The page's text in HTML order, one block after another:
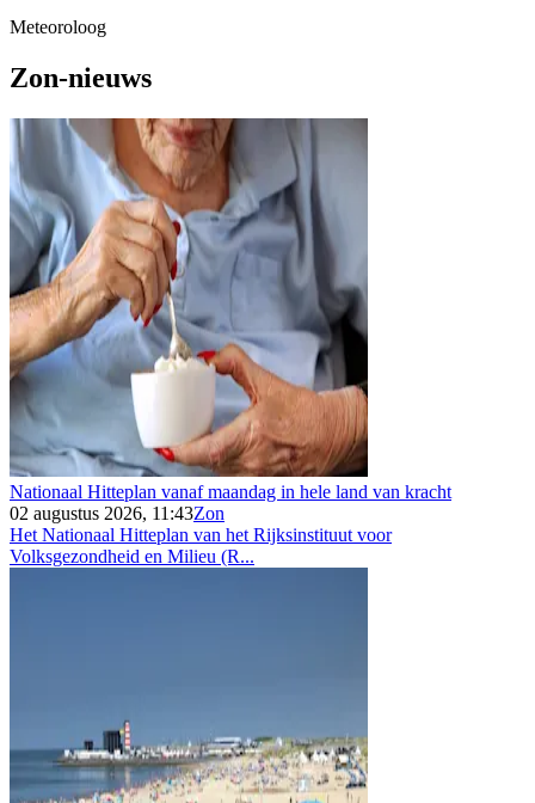
Meteoroloog
Zon-nieuws
Nationaal Hitteplan vanaf maandag in hele land van kracht
02 augustus 2026, 11:43Zon
Het Nationaal Hitteplan van het Rijksinstituut voor
Volksgezondheid en Milieu (R...